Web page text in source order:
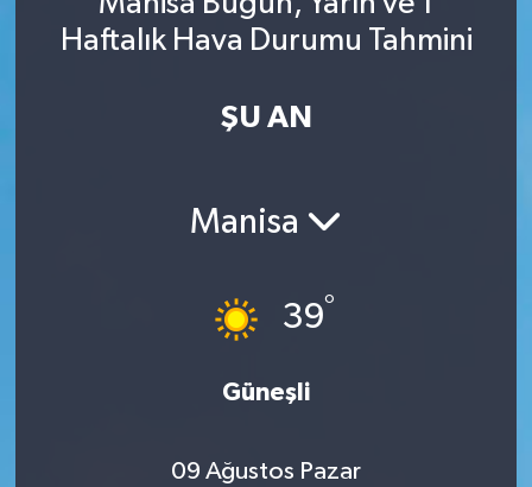
Haftalık Hava Durumu Tahmini
ŞU AN
Manisa
39°
Güneşli
09 Ağustos Pazar